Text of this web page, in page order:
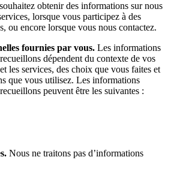
obtenir des informations sur nous
lorsque vous participez à des
ou encore lorsque vous nous contactez.
fournies par vous. Les informations
dépendent du contexte de vos
les services, des choix que vous faites et
que vous utilisez. Les informations
peuvent être les suivantes :
Nous ne traitons pas d’informations